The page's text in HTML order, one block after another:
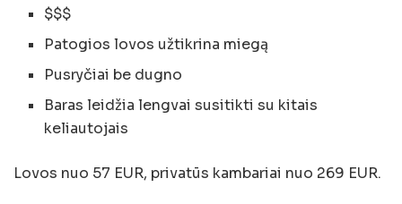
$$$
Patogios lovos užtikrina miegą
Pusryčiai be dugno
Baras leidžia lengvai susitikti su kitais
keliautojais
Lovos nuo 57 EUR, privatūs kambariai nuo 269 EUR.